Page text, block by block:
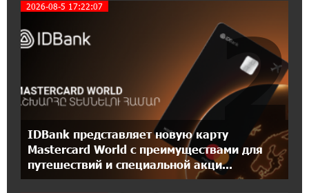
Юнибанк разыграет поездку в Италию среди
новых держателей карт Mastercard World
«Travel»
Москва–Баку: есть разногласия, но связи
сохраняются. А мы что делаем?
18:04:39 13-07-2026
День благодарности клиентам в Ванадзоре:
2026-08-5 17:22:07
IDBank представляет новую карту
Mastercard World с преимуществами для
путешествий и специальной акци...
2